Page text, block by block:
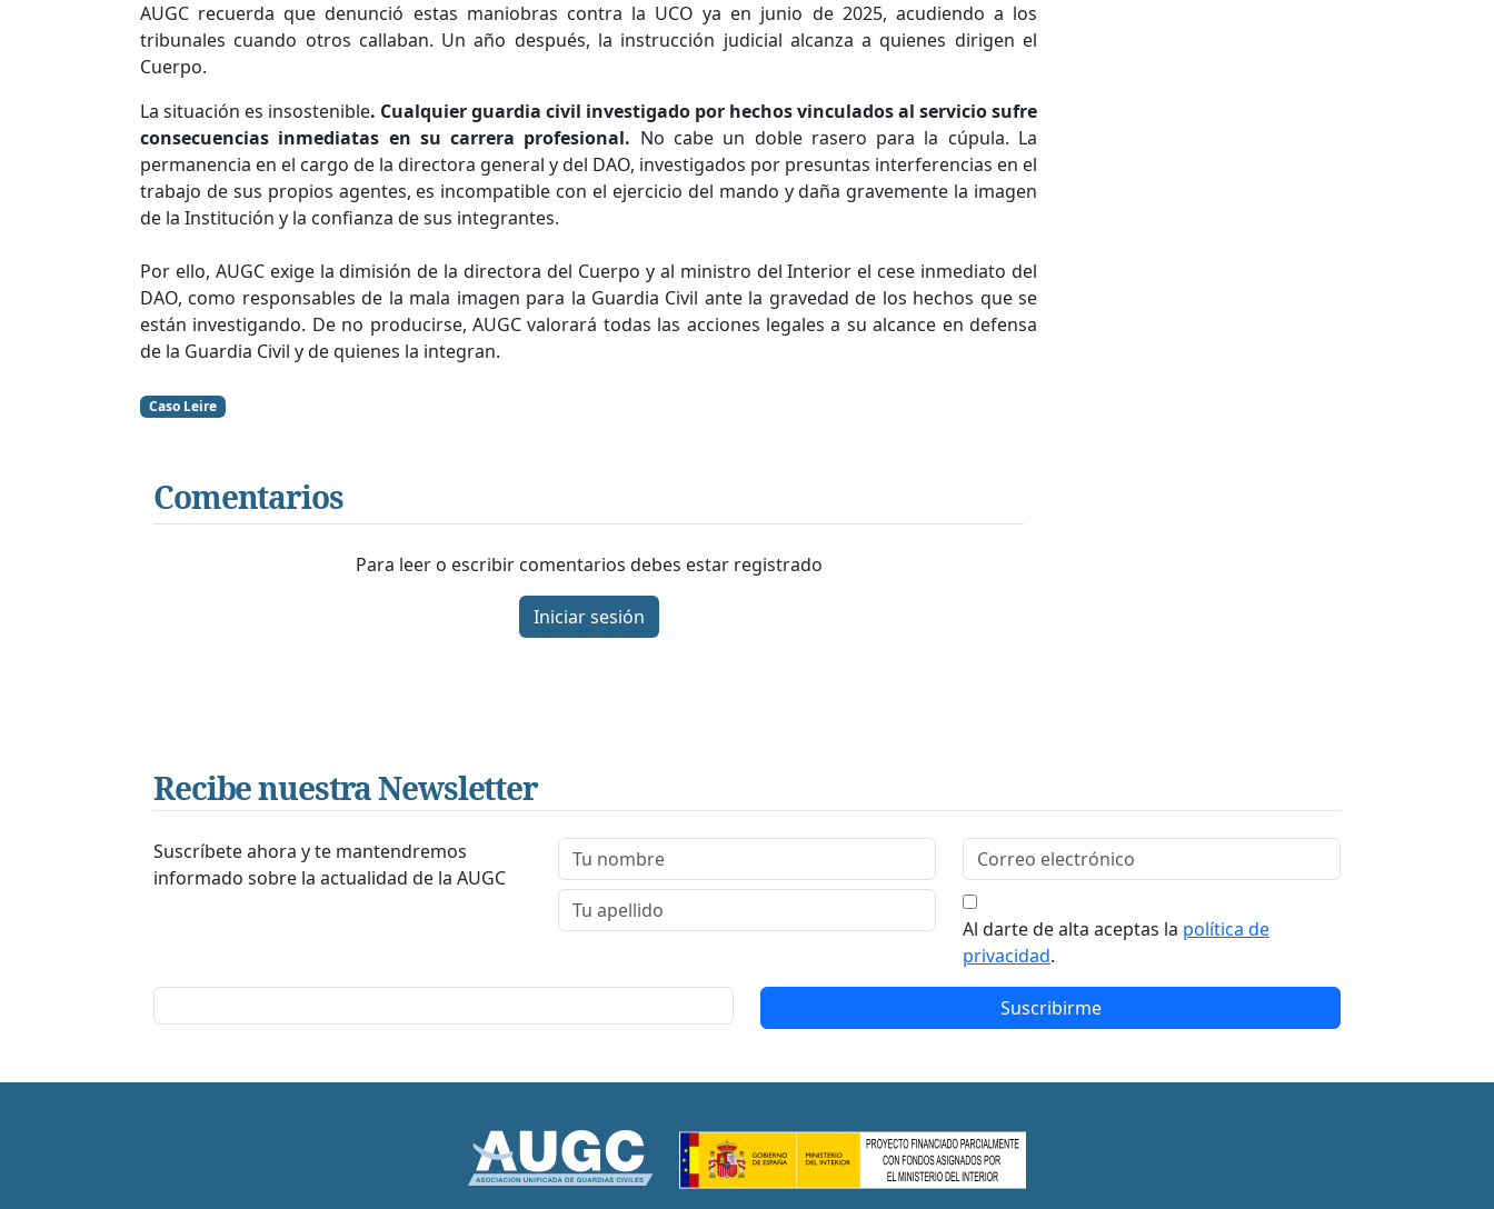
AUGC recuerda que denunció estas maniobras contra la UCO ya en junio de 2025, acudiendo a los
tribunales cuando otros callaban. Un año después, la instrucción judicial alcanza a quienes dirigen el
Cuerpo.
La situación es insostenible. Cualquier guardia civil investigado por hechos vinculados al servicio sufre
consecuencias inmediatas en su carrera profesional. No cabe un doble rasero para la cúpula. La
permanencia en el cargo de la directora general y del DAO, investigados por presuntas interferencias en el
trabajo de sus propios agentes, es incompatible con el ejercicio del mando y daña gravemente la imagen
de la Institución y la confianza de sus integrantes.
Por ello, AUGC exige la dimisión de la directora del Cuerpo y al ministro del Interior el cese inmediato del
DAO, como responsables de la mala imagen para la Guardia Civil ante la gravedad de los hechos que se
están investigando. De no producirse, AUGC valorará todas las acciones legales a su alcance en defensa
de la Guardia Civil y de quienes la integran.
Caso Leire
Comentarios
Para leer o escribir comentarios debes estar registrado
Iniciar sesión
Recibe nuestra Newsletter
Suscríbete ahora y te mantendremos
informado sobre la actualidad de la AUGC
Al darte de alta aceptas la política de
privacidad.
Suscribirme